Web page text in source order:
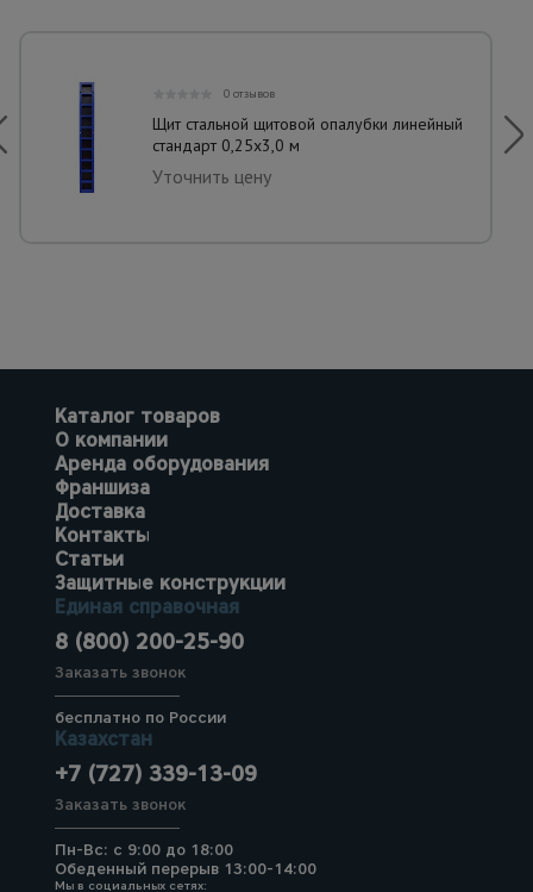
0 отзывов
Щит стальной щитовой опалубки линейный
стандарт 0,25x3,0 м
Уточнить цену
Каталог товаров
О компании
Аренда оборудования
Франшиза
Доставка
Контакты
Статьи
Защитные конструкции
Единая справочная
8 (800) 200-25-90
Заказать звонок
бесплатно по России
Казахстан
+7 (727) 339-13-09
Заказать звонок
Пн-Вс: с 9:00 до 18:00
Обеденный перерыв 13:00-14:00
Мы в социальных сетях: